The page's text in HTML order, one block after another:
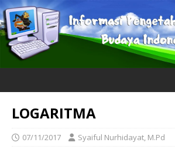
LOGARITMA
07/11/2017 Syaiful Nurhidayat, M.Pd